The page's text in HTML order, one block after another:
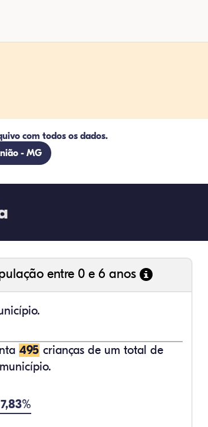
com todos os dados.
- MG
entre 0 e 6 anos
495 crianças de um total de